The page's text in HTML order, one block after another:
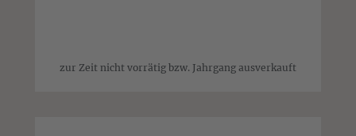
zur Zeit nicht vorrätig bzw. Jahrgang ausverkauft